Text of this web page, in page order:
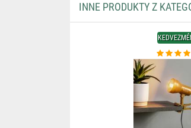
INNE PRODUKTY Z